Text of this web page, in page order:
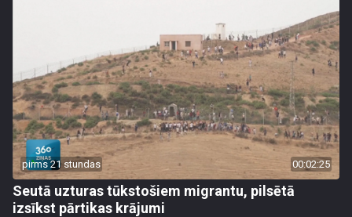
pirms 21 stundas 00:02:25
Seutā uzturas tūkstošiem migrantu, pilsētā
izsīkst pārtikas krājumi